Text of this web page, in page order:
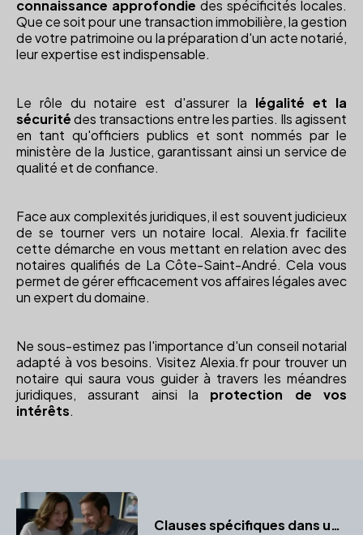
connaissance approfondie des spécificités locales.
Que ce soit pour une transaction immobilière, la gestion
de votre patrimoine ou la préparation d'un acte notarié,
leur expertise est indispensable.
Le rôle du notaire est d'assurer la légalité et la
sécuritédes transactions entre les parties. Ils agissent
en tant qu'officiers publics et sont nommés par le
ministère de la Justice, garantissant ainsi un service de
qualité et de confiance.
Face aux complexités juridiques, il est souvent judicieux
de se tourner vers un notaire local. Alexia.fr facilite
cette démarche en vous mettant en relation avec des
notaires qualifiés de La Côte-Saint-André. Cela vous
permet de gérer efficacement vos affaires légales avec
un expert du domaine.
Ne sous-estimez pas l'importance d'un conseil notarial
adapté à vos besoins. Visitez Alexia.fr pour trouver un
notaire qui saura vous guider à travers les méandres
juridiques, assurant ainsi la protection de vos
intérêts.
Clauses spécifiques dans un contrat de mariage